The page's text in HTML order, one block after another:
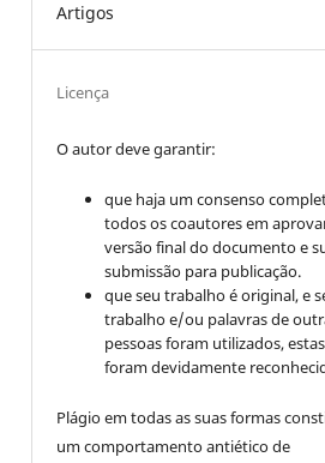
Artigos
Licença
O autor deve garantir:
que haja um consenso
todos os coautores em
versão final do documento e
submissão para publicação.
que seu trabalho é original, e
trabalho e/ou palavras de
pessoas foram utilizados, estas
foram devidamente
Plágio em todas as suas formas
um comportamento antiético de